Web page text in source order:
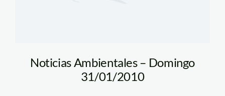
Noticias Ambientales – Domingo
31/01/2010